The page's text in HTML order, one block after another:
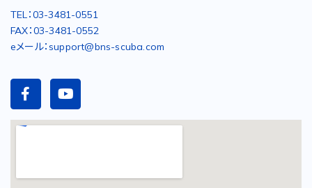
TEL：03-3481-0551
FAX：03-3481-0552
eメール：support@bns-scuba.com